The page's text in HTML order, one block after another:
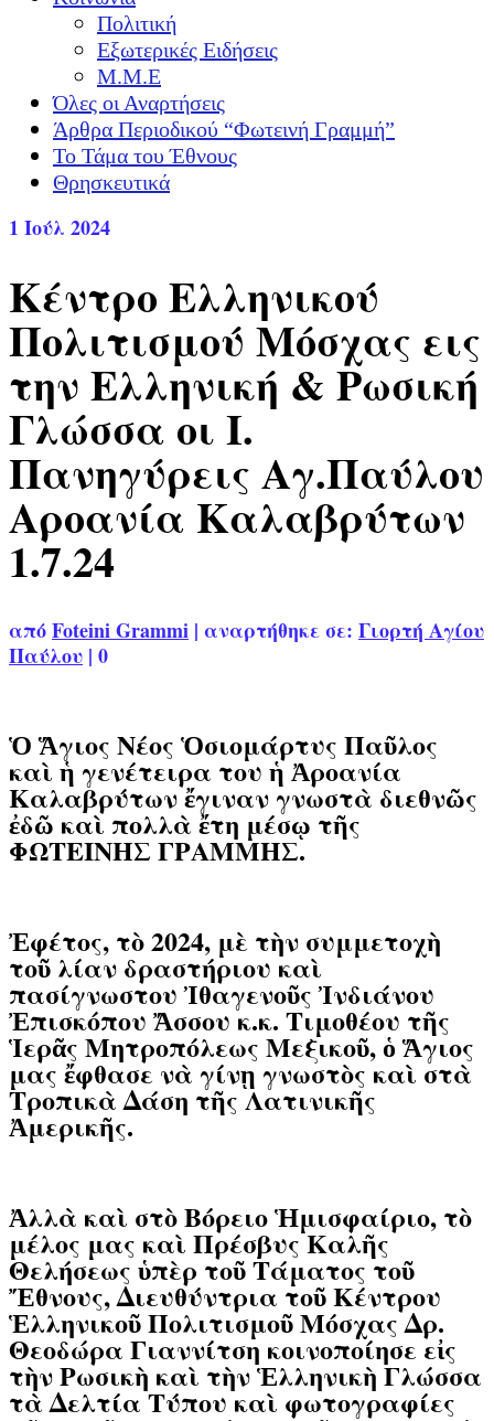
Πολιτική
Εξωτερικές Ειδήσεις
Μ.Μ.Ε
Όλες οι Αναρτήσεις
Άρθρα Περιοδικού “Φωτεινή Γραμμή”
Το Τάμα του Έθνους
Θρησκευτικά
1 Ιούλ 2024
Κέντρο Ελληνικού
Πολιτισμού Μόσχας εις
την Ελληνική & Ρωσική
Γλώσσα οι Ι.
Πανηγύρεις Αγ.Παύλου
Αροανία Καλαβρύτων
1.7.24
απόFoteini Grammi | αναρτήθηκε σε: Γιορτή Αγίου
Παύλου | 0
Ὁ Ἅγιος Νέος Ὁσιομάρτυς Παῦλος
καὶ ἡ γενέτειρα του ἡ Ἀροανία
Καλαβρύτων ἔγιναν γνωστὰ διεθνῶς
ἐδῶ καὶ πολλὰ ἔτη μέσῳ τῆς
ΦΩΤΕΙΝΗΣ ΓΡΑΜΜΗΣ.
Ἐφέτος, τὸ 2024, μὲ τὴν συμμετοχὴ
τοῦ λίαν δραστήριου καὶ
πασίγνωστου Ἰθαγενοῦς Ἰνδιάνου
Ἐπισκόπου Ἄσσου κ.κ. Τιμοθέου τῆς
Ἱερᾶς Μητροπόλεως Μεξικοῦ, ὁ Ἅγιος
μας ἔφθασε νὰ γίνῃ γνωστὸς καὶ στὰ
Τροπικὰ Δάση τῆς Λατινικῆς
Ἀμερικῆς.
Ἀλλὰ καὶ στὸ Βόρειο Ἡμισφαίριο, τὸ
μέλος μας καὶ Πρέσβυς Καλῆς
Θελήσεως ὑπὲρ τοῦ Τάματος τοῦ
Ἔθνους, Διευθύντρια τοῦ Κέντρου
Ἑλληνικοῦ Πολιτισμοῦ Μόσχας Δρ.
Θεοδώρα Γιαννίτση κοινοποίησε εἰς
τὴν Ρωσικὴ καὶ τὴν Ἑλληνικὴ Γλώσσα
τὰ Δελτία Τύπου καὶ φωτογραφίες